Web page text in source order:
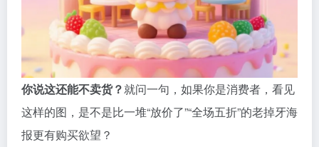
你说这还能不卖货？就问一句，如果你是消费者，看见
这样的图，是不是比一堆“放价了”“全场五折”的老掉牙海
报更有购买欲望？